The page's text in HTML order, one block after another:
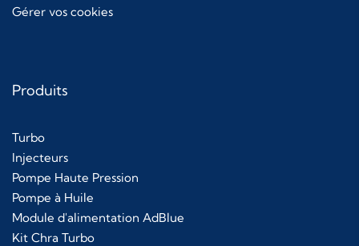
Gérer vos cookies
Produits
Turbo
Injecteurs
Pompe Haute Pression
Pompe à Huile
Module d'alimentation AdBlue
Kit Chra Turbo